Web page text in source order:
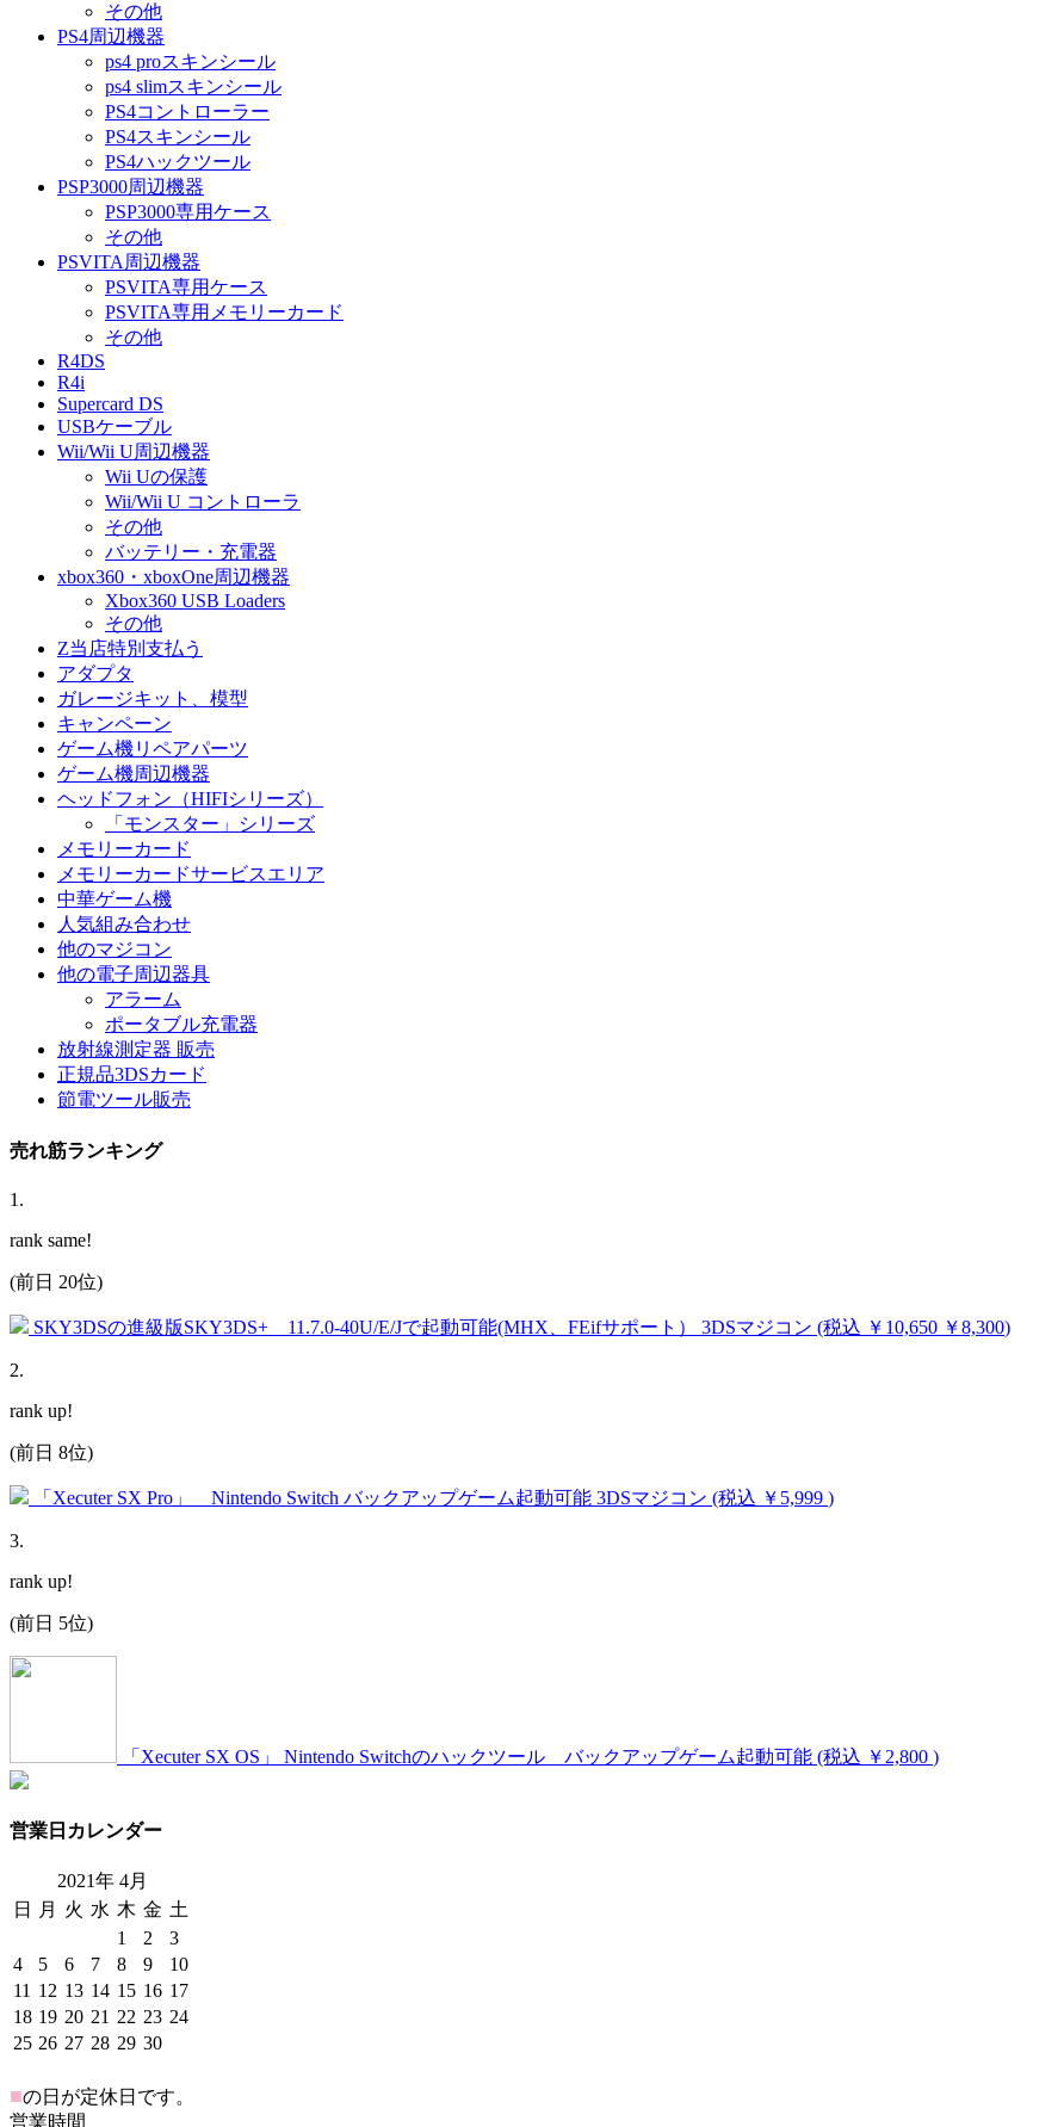
その他
PS4周辺機器
ps4 proスキンシール
ps4 slimスキンシール
PS4コントローラー
PS4スキンシール
PS4ハックツール
PSP3000周辺機器
PSP3000専用ケース
その他
PSVITA周辺機器
PSVITA専用ケース
PSVITA専用メモリーカード
その他
R4DS
R4i
Supercard DS
USBケーブル
Wii/Wii U周辺機器
Wii Uの保護
Wii/Wii U コントローラ
その他
バッテリー・充電器
xbox360・xboxOne周辺機器
Xbox360 USB Loaders
その他
Z当店特別支払う
アダプタ
ガレージキット、模型
キャンペーン
ゲーム機リペアパーツ
ゲーム機周辺機器
ヘッドフォン（HIFIシリーズ）
「モンスター」シリーズ
メモリーカード
メモリーカードサービスエリア
中華ゲーム機
人気組み合わせ
他のマジコン
他の電子周辺器具
アラーム
ポータブル充電器
放射線測定器 販売
正規品3DSカード
節電ツール販売
売れ筋ランキング
1 .
rank same!
(前日 20位)
SKY3DSの進級版SKY3DS+ 11.7.0-40U/E/Jで起動可能(MHX、FEifサポート） 3DSマジコン (税込 ￥10,650 ￥8,300)
2.
rank up!
(前日 8位)
「Xecuter SX Pro」 Nintendo Switch バックアップゲーム起動可能 3DSマジコン (税込 ￥5,999 )
3.
rank up!
(前日 5位)
「Xecuter SX OS」 Nintendo Switchのハックツール バックアップゲーム起動可能 (税込 ￥2,800 )
営業日カレンダー
2021年4月
日
月 火 水 木 金 土
1
2
3
4
5 6 7 8 9
10
11 12 13 14 15 16 17
18 19 20 21 22 23 24
25 26 27 28 29 30
■の日が定休日です。
営業時間